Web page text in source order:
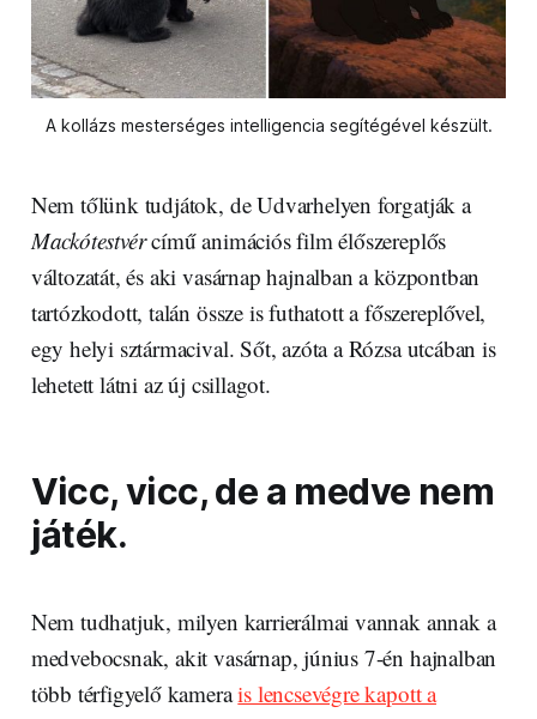
A kollázs mesterséges intelligencia segítégével készült.
Nem tőlünk tudjátok, de Udvarhelyen forgatják a
Mackótestvércímű animációs film élőszereplős
változatát, és aki vasárnap hajnalban a központban
tartózkodott, talán össze is futhatott a főszereplővel,
egy helyi sztármacival. Sőt, azóta a Rózsa utcában is
lehetett látni az új csillagot.
Vicc, vicc, de a medve nem
játék.
Nem tudhatjuk, milyen karrierálmai vannak annak a
medvebocsnak, akit vasárnap, június 7-én hajnalban
több térfigyelő kamerais lencsevégre kapott a